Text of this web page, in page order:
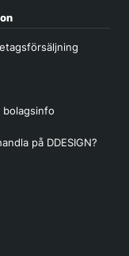
bolagsinfo
på DDESIGN?